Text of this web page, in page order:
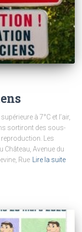
à 7°C et l’air,
sortiront des sous-
Les
Château, Avenue du
Rue Lire la suite